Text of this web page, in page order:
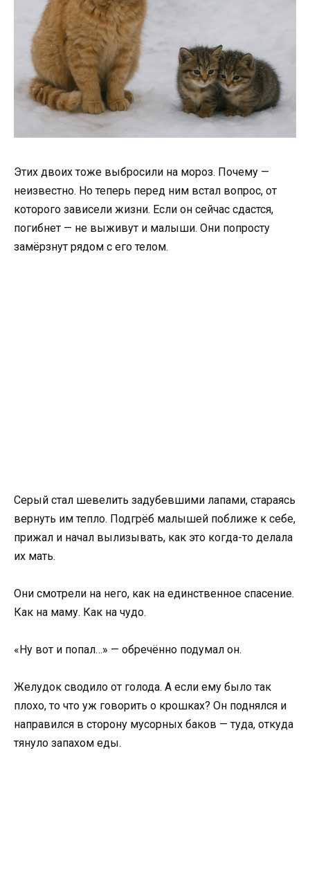
Этих двоих тоже выбросили на мороз. Почему —
неизвестно. Но теперь перед ним встал вопрос, от
которого зависели жизни. Если он сейчас сдастся,
погибнет — не выживут и малыши. Они попросту
замёрзнут рядом с его телом.
Серый стал шевелить задубевшими лапами, стараясь
вернуть им тепло. Подгрёб малышей поближе к себе,
прижал и начал вылизывать, как это когда-то делала
их мать.
Они смотрели на него, как на единственное спасение.
Как на маму. Как на чудо.
«Ну вот и попал…» — обречённо подумал он.
Желудок сводило от голода. А если ему было так
плохо, то что уж говорить о крошках? Он поднялся и
направился в сторону мусорных баков — туда, откуда
тянуло запахом еды.